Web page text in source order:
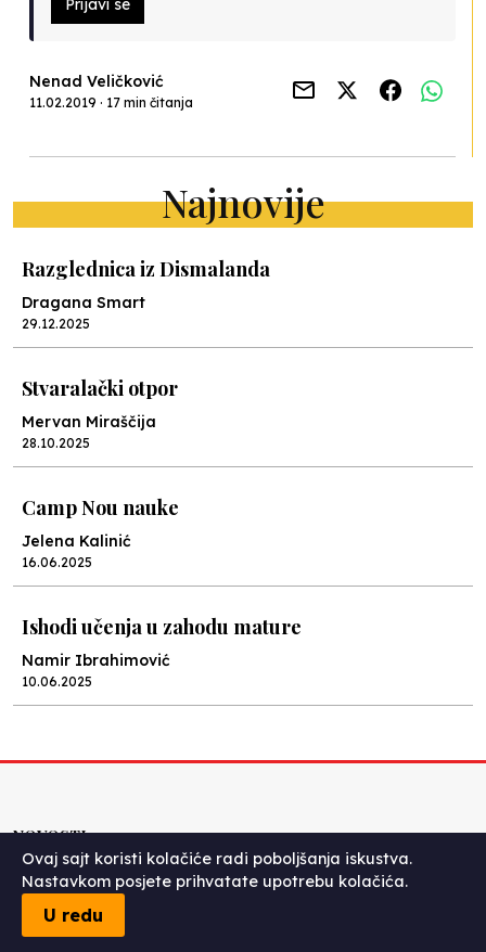
Prijavi se
Nenad Veličković
11.02.2019 · 17 min čitanja
Najnovije
Razglednica iz Dismalanda
Dragana Smart
29.12.2025
Stvaralački otpor
Mervan Miraščija
28.10.2025
Camp Nou nauke
Jelena Kalinić
16.06.2025
Ishodi učenja u zahodu mature
Namir Ibrahimović
10.06.2025
Reformar’s Coming
Nenad Veličković
29.10.2024
NOVOSTI
Ovaj sajt koristi kolačiće radi poboljšanja iskustva.
Nastavkom posjete prihvatate upotrebu kolačića.
U redu